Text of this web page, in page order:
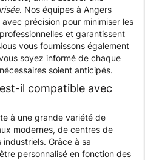
. Nos équipes à Angers
précision pour minimiser les
et garantissent
vous fournissons également
soyez informé de chaque
soient anticipés.
il compatible avec
à une grande variété de
modernes, de centres de
Grâce à sa
personnalisé en fonction des